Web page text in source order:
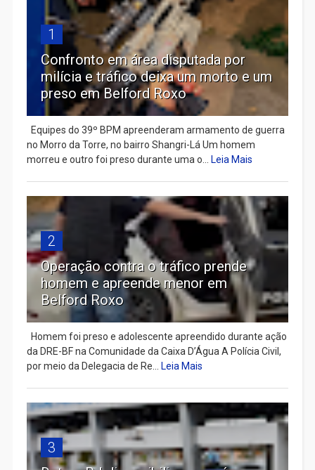
1
Confronto em área disputada por
milícia e tráfico deixa um morto e um
preso em Belford Roxo
Equipes do 39º BPM apreenderam armamento de guerra
no Morro da Torre, no bairro Shangri-Lá Um homem
morreu e outro foi preso durante uma o...
Leia Mais
2
Operação contra o tráfico prende
homem e apreende menor em
Belford Roxo
Homem foi preso e adolescente apreendido durante ação
da DRE-BF na Comunidade da Caixa D’Água A Polícia Civil,
por meio da Delegacia de Re...
Leia Mais
3